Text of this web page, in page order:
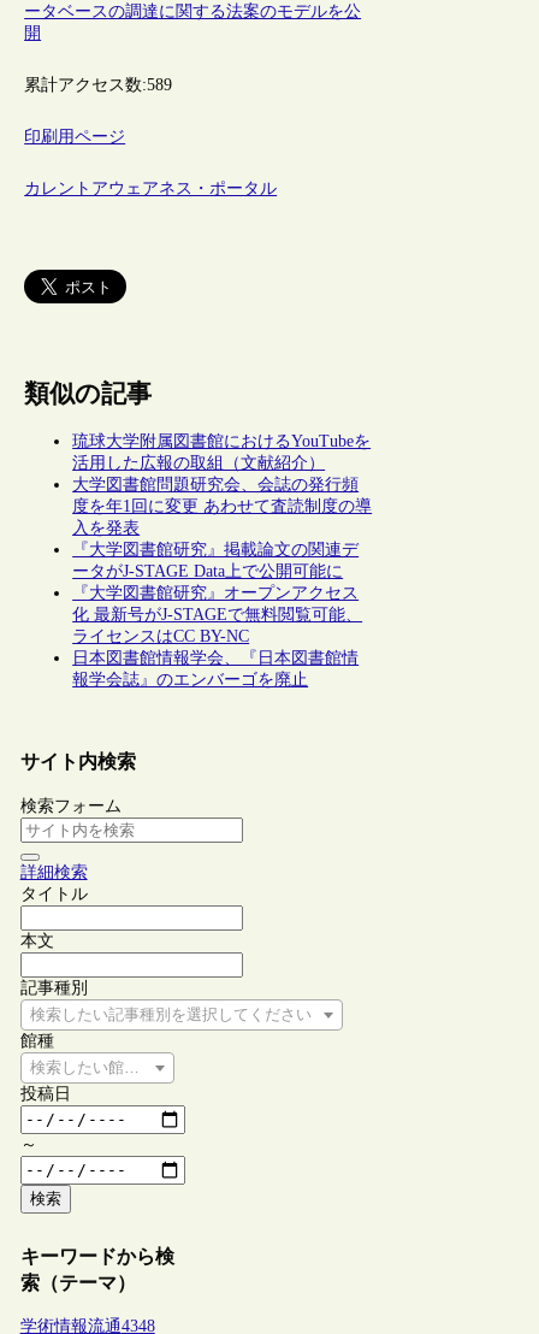
ータベースの調達に関する法案のモデルを公
開
累計アクセス数:589
印刷用ページ
カレントアウェアネス・ポータル
類似の記事
琉球大学附属図書館におけるYouTubeを
活用した広報の取組（文献紹介）
大学図書館問題研究会、会誌の発行頻
度を年1回に変更 あわせて査読制度の導
入を発表
『大学図書館研究』掲載論文の関連デ
ータがJ-STAGE Data上で公開可能に
『大学図書館研究』オープンアクセス
化 最新号がJ-STAGEで無料閲覧可能、
ライセンスはCC BY-NC
日本図書館情報学会、『日本図書館情
報学会誌』のエンバーゴを廃止
サイト内検索
検索フォーム
詳細検索
タイトル
本文
記事種別
検索したい記事種別を選択してください
館種
検索したい館種を選択してください
投稿日
～
検索
キーワードから検
索（テーマ）
学術情報流通4348